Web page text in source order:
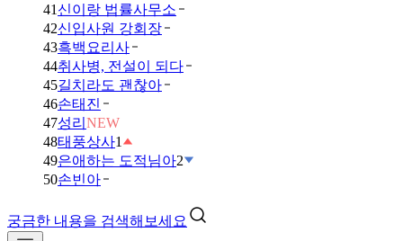
41 신이랑 법률사무소
42신입사원 강회장
43흑백요리사
44취사병, 전설이 되다
45길치라도 괜찮아
46손태진
47성리 NEW
48태풍상사1
49은애하는 도적님아2
50손빈아
궁금한 내용을 검색해보세요